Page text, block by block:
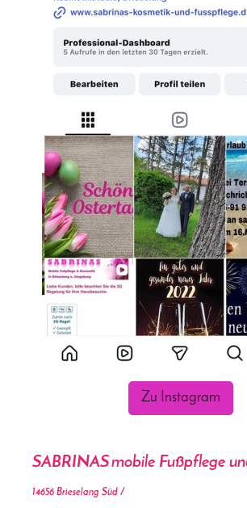
Zu Instagram
SABRINASmobile Fußpflege
14656 Brieselang Süd /